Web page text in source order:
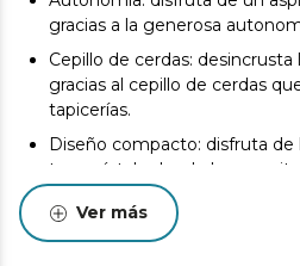
gracias a la generosa
Cepillo de cerdas:
gracias al cepillo de cerdas
tapicerías.
Diseño compacto: disfruta de
transpórtalo donde lo
Ver más